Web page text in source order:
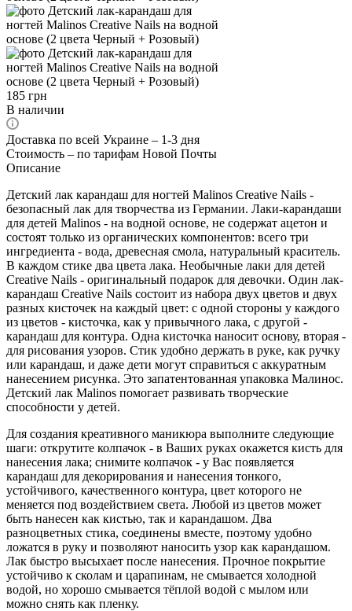
185 грн
В наличии
Доставка по всей Украине – 1-3 дня
Стоимость – по тарифам Новой Почты
Описание
Детский лак карандаш для ногтей Malinos Creative Nails -
безопасный лак для творчества из Германии. Лаки-карандаши
для детей Malinos - на водной основе, не содержат ацетон и
состоят только из органических компонентов: всего три
ингредиента - вода, древесная смола, натуральный краситель.
В каждом стике два цвета лака. Необычные лаки для детей
Creative Nails - оригинальный подарок для девочки. Один лак-
карандаш Creative Nails состоит из набора двух цветов и двух
разных кисточек на каждый цвет: с одной стороны у каждого
из цветов - кисточка, как у привычного лака, с другой -
карандаш для контура. Одна кисточка наносит основу, вторая -
для рисования узоров. Стик удобно держать в руке, как ручку
или карандаш, и даже дети могут справиться с аккуратным
нанесением рисунка. Это запатентованная упаковка Малинос.
Детский лак Malinos помогает развивать творческие
способности у детей.
Для создания креативного маникюра выполните следующие
шаги: открутите колпачок - в Ваших руках окажется кисть для
нанесения лака; снимите колпачок - у Вас появляется
карандаш для декорирования и нанесения тонкого,
устойчивого, качественного контура, цвет которого не
меняется под воздействием света. Любой из цветов может
быть нанесен как кистью, так и карандашом. Два
разноцветных стика, соединены вместе, поэтому удобно
ложатся в руку и позволяют наносить узор как карандашом.
Лак быстро высыхает после нанесения. Прочное покрытие
устойчиво к сколам и царапинам, не смывается холодной
водой, но хорошо смывается тёплой водой с мылом или
можно снять как пленку.